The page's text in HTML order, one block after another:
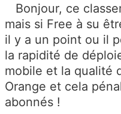
Bonjour, ce
mais si Free à su
il y a un point ou il
la rapidité de
mobile et la qualité
Orange et cela
abonnés !